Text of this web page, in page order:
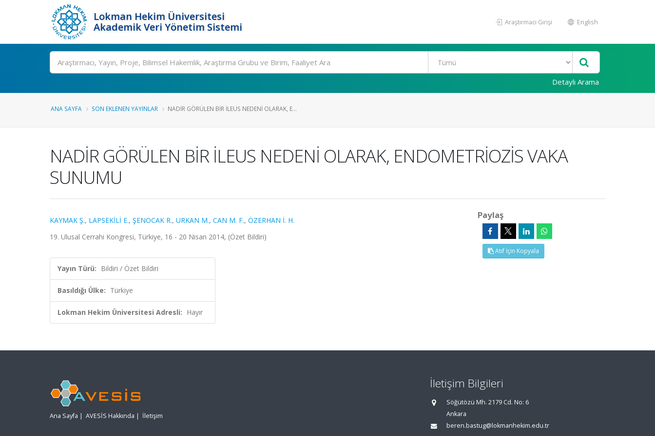
Lokman Hekim Üniversitesi
Akademik Veri Yönetim Sistemi
Araştırmacı Girişi English
Ara
Detaylı Arama
ANA SAYFA SON EKLENEN YAYINLAR NADİR GÖRÜLEN BİR İLEUS NEDENİ OLARAK, E...
NADİR GÖRÜLEN BİR İLEUS NEDENİ OLARAK, ENDOMETRİOZİS VAKA
SUNUMU
KAYMAK Ş., LAPSEKİLİ E., ŞENOCAK R., URKAN M., CAN M. F., ÖZERHAN İ. H.
19. Ulusal Cerrahi Kongresi, Türkiye, 16 - 20 Nisan 2014, (Özet Bildiri)
Yayın Türü: Bildiri / Özet Bildiri
Basıldığı Ülke: Türkiye
Lokman Hekim Üniversitesi Adresli: Hayır
Paylaş
Atıf İçin Kopyala
Ana Sayfa | AVESİS Hakkında | İletişim
İletişim Bilgileri
Söğütözü Mh. 2179 Cd. No: 6
Ankara
beren.bastug@lokmanhekim.edu.tr